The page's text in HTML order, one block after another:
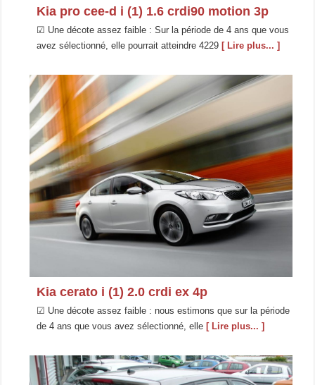
Kia pro cee-d i (1) 1.6 crdi90 motion 3p
☑ Une décote assez faible : Sur la période de 4 ans que vous
avez sélectionné, elle pourrait atteindre 4229[ Lire plus... ]
Kia cerato i (1) 2.0 crdi ex 4p
☑ Une décote assez faible : nous estimons que sur la période
de 4 ans que vous avez sélectionné, elle [ Lire plus... ]